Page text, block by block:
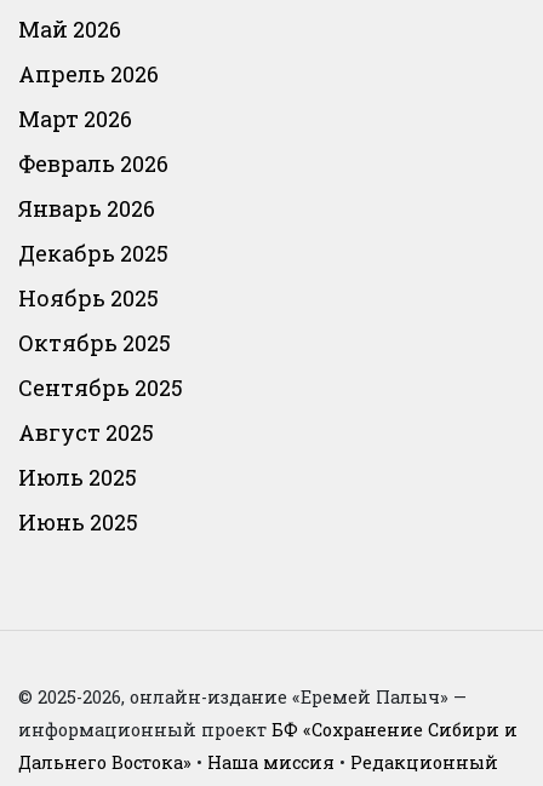
Май 2026
Апрель 2026
Март 2026
Февраль 2026
Январь 2026
Декабрь 2025
Ноябрь 2025
Октябрь 2025
Сентябрь 2025
Август 2025
Июль 2025
Июнь 2025
© 2025-2026, онлайн-издание «Еремей Палыч» —
информационный проект БФ «Сохранение Сибири и
Дальнего Востока» • Наша миссия • Редакционный